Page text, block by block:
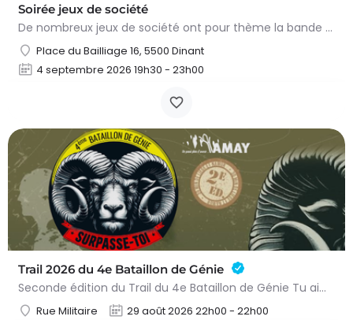
Soirée jeux de société
De nombreux jeux de société ont pour thème la bande dessinée, le Moyen Âge ou les deux ! Le temps d’une…
Place du Bailliage 16, 5500 Dinant
4 septembre 2026 19h30 - 23h00
Trail 2026 du 4e Bataillon de Génie
Seconde édition du Trail du 4e Bataillon de Génie Tu aimes les défis sportifs exigeants ? Tu es désireux de…
Rue Militaire 29 août 2026 22h00 - 22h00